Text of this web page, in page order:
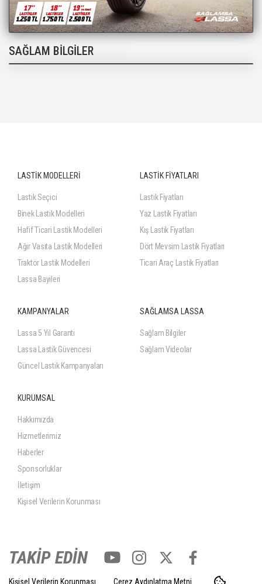
SAĞLAM BİLGİLER
LASTİK MODELLERİ
Lastik Seçici
Binek Lastik Modelleri
Hafif Ticari Lastik Modelleri
Ağır Vasıta Lastik Modelleri
Traktör Lastik Modelleri
Lassa Bayileri
LASTİK FİYATLARI
Lastik Fiyatları
Yaz Lastik Fiyatları
Kış Lastik Fiyatları
Dört Mevsim Lastik Fiyatları
Ticari Araç Lastik Fiyatları
KAMPANYALAR
Lassa 5 Yıl Garanti
Lassa Lastik Güvencesi
Güncel Lastik Kampanyaları
SAĞLAMSA LASSA
Sağlam Bilgiler
Sağlam Videolar
KURUMSAL
Hakkımızda
Hizmetlerimiz
Haberler
Sponsorluklar
İletişim
Kişisel Verilerin Korunması
TAKİP EDİN
Kişisel Verilerin Korunması Çerez Aydınlatma Metni